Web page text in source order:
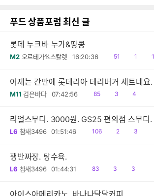
푸드 상품포럼 최신 글
롯데 누크바 누가&땅콩
M2 오르테가%스칼렛 16:20:36
읽
51
공1
댓1
어제는 간만에 롯데리아 데리버거 세트네요.
M11 검은바다 07:42:56
읽
85
공
3
댓
4
리얼스무디. 3000원. GS25 편의점 스무디.
L6 참새3496 01:51:46
읽
106
공
2
댓
3
쟁반짜장. 탕수육.
L6 참새3496 01:44:31
읽
83
공
3
댓
3